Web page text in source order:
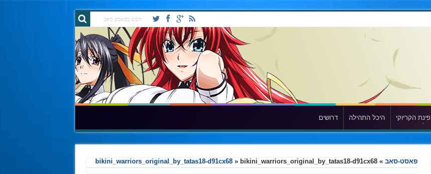
פינת הקריוקי היכל התהילה דרושים
פאסט-סאב »
bikini_warriors_original_by_tatas18-d91cx68» bikini_warriors_original_by_tatas18-d91cx68